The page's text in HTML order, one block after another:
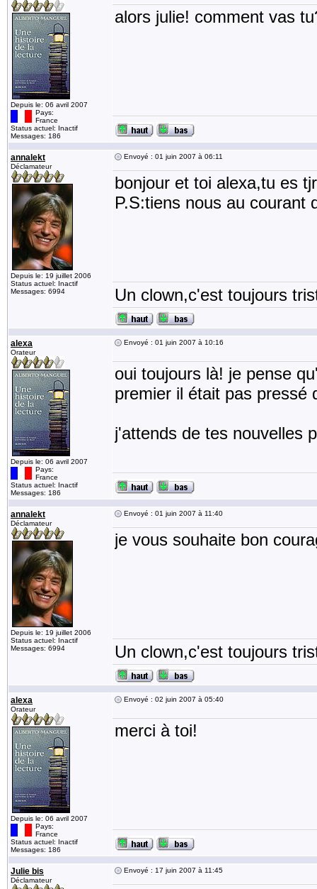
Depuis le: 06 avril 2007
Pays:
France
Status actuel: Inactif
Messages: 186
alors julie! comment vas
annalekt
Déclamateur
Depuis le: 19 juillet 2006
Status actuel: Inactif
Messages: 6994
Envoyé : 01 juin 2007 à 06:11
bonjour et toi alexa,tu es
P.S:tiens nous au courant
Un clown,c'est toujours
alexa
Orateur
Depuis le: 06 avril 2007
Pays:
France
Status actuel: Inactif
Messages: 186
Envoyé : 01 juin 2007 à 10:16
oui toujours là! je pense
premier il était pas pressé
j'attends de tes nouvelles
annalekt
Déclamateur
Depuis le: 19 juillet 2006
Status actuel: Inactif
Messages: 6994
Envoyé : 01 juin 2007 à 11:40
je vous souhaite bon
Un clown,c'est toujours
alexa
Orateur
Depuis le: 06 avril 2007
Pays:
France
Status actuel: Inactif
Messages: 186
Envoyé : 02 juin 2007 à 05:40
merci à toi!
Julie bis
Déclamateur
Envoyé : 17 juin 2007 à 11:45